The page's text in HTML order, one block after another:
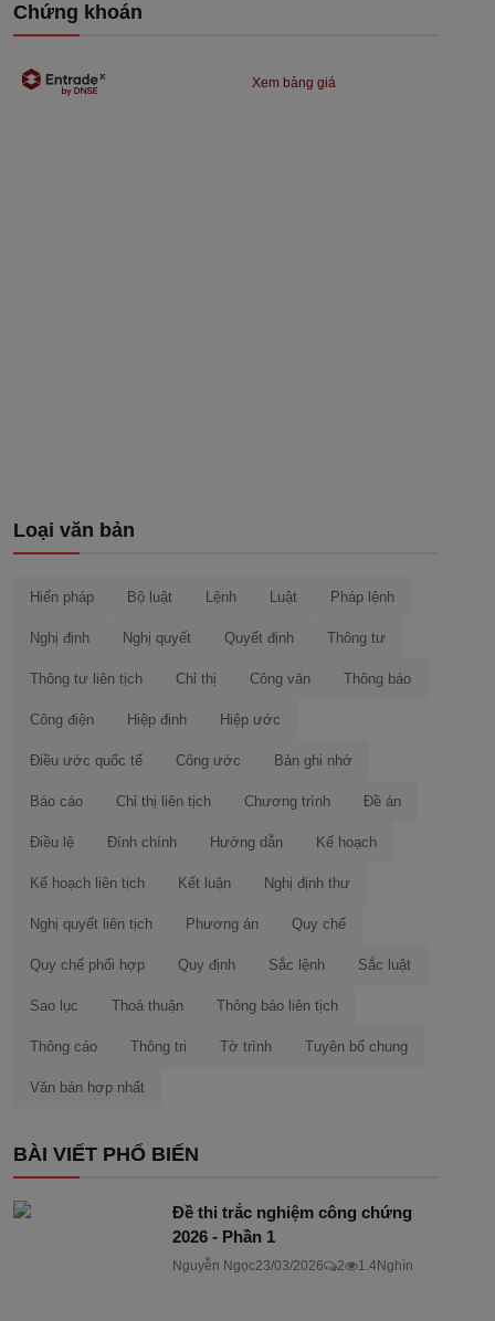
Chứng khoán
Xem bảng giá
Loại văn bản
Hiến pháp Bộ luật Lệnh Luật Pháp lệnh
Nghị định Nghị quyết Quyết định Thông tư
Thông tư liên tịch Chỉ thị Công văn Thông báo
Công điện Hiệp định Hiệp ước
Điều ước quốc tế Công ước Bản ghi nhớ
Báo cáo Chỉ thị liên tịch Chương trình Đề án
Điều lệ Đính chính Hướng dẫn Kế hoạch
Kế hoạch liên tịch Kết luận Nghị định thư
Nghị quyết liên tịch Phương án Quy chế
Quy chế phối hợp Quy định Sắc lệnh Sắc luật
Sao lục Thoả thuận Thông báo liên tịch
Thông cáo Thông tri Tờ trình Tuyên bố chung
Văn bản hợp nhất
BÀI VIẾT PHỔ BIẾN
Đề thi trắc nghiệm công chứng
2026 - Phần 1
Nguyễn Ngọc23/03/2026 2 1.4Nghìn